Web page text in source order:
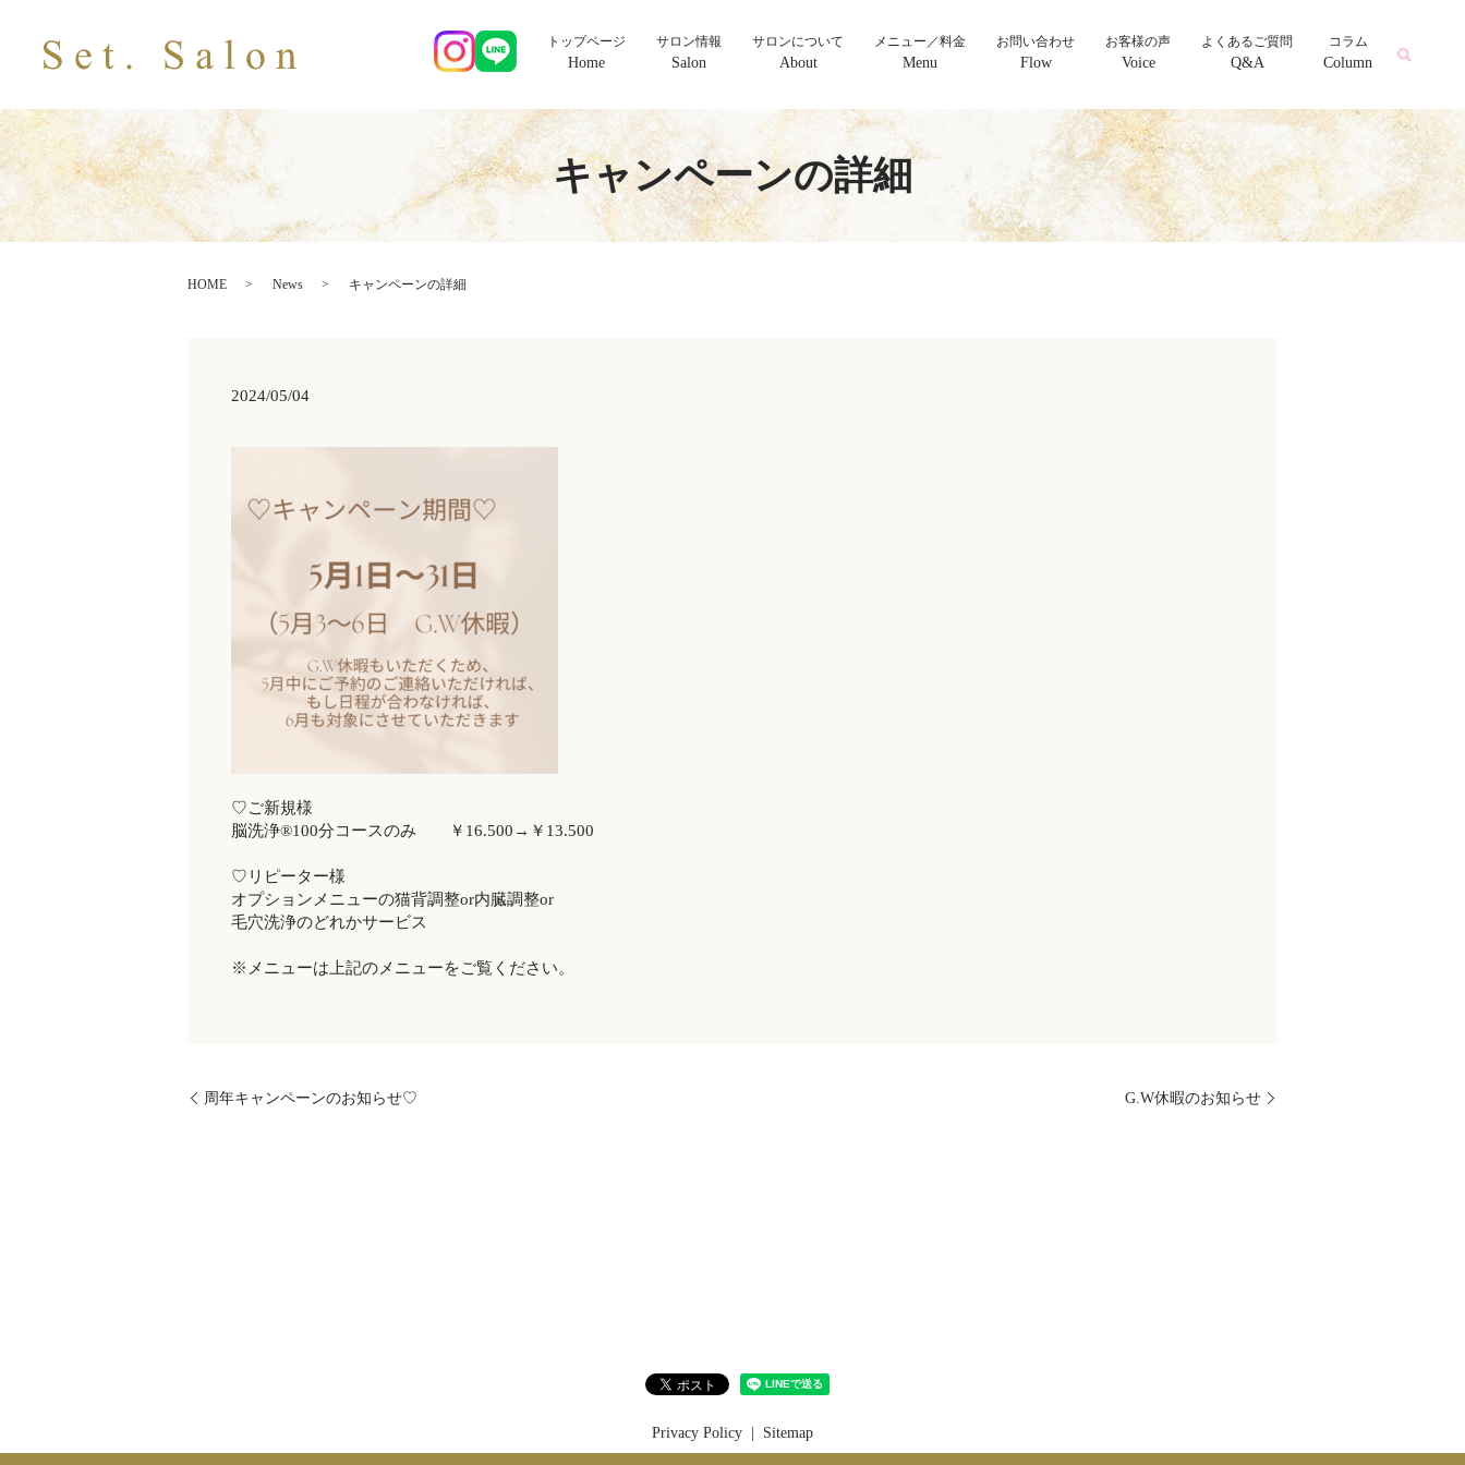
トップページ
Home
サロン情報
Salon
サロンについて
About
メニュー／料金
Menu
お問い合わせ
Flow
お客様の声
Voice
よくあるご質問
Q&A
コラム
Column
キャンペーンの詳細
HOME News キャンペーンの詳細
2024/05/04
♡ご新規様
脳洗浄®︎100分コースのみ ￥16.500→￥13.500
♡リピーター様
オプションメニューの猫背調整or内臓調整or
毛穴洗浄のどれかサービス
※メニューは上記のメニューをご覧ください。
周年キャンペーンのお知らせ♡ G.W休暇のお知らせ
Privacy Policy Sitemap